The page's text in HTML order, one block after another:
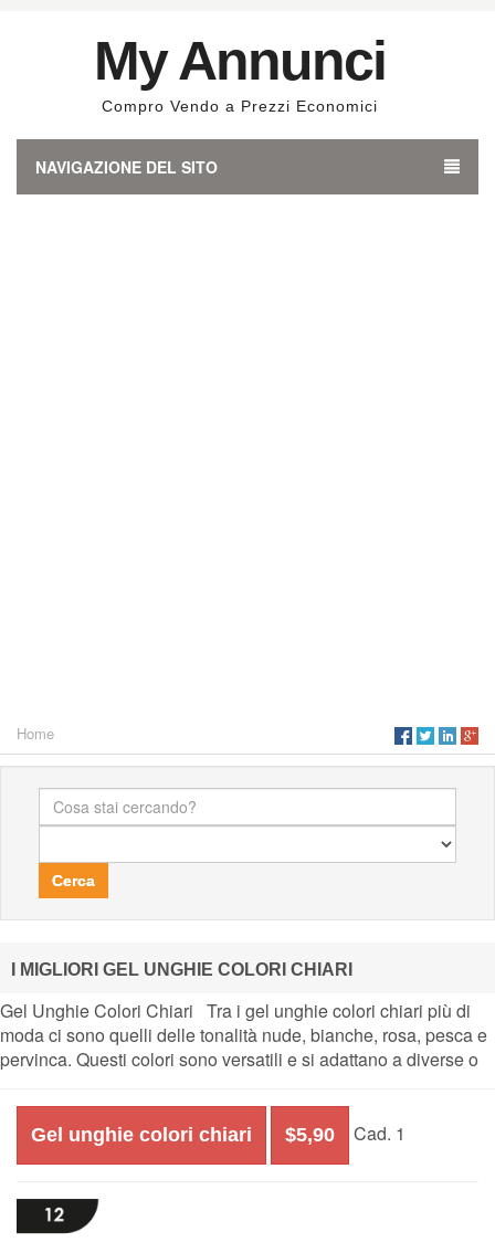
My Annunci
Compro Vendo a Prezzi Economici
NAVIGAZIONE DEL SITO
Home
Cerca
I MIGLIORI GEL UNGHIE COLORI CHIARI
Gel Unghie Colori Chiari Tra i gel unghie colori chiari più di
moda ci sono quelli delle tonalità nude, bianche, rosa, pesca e
pervinca. Questi colori sono versatili e si adattano a diverse o
Gel unghie colori chiari $5,90 Cad. 1